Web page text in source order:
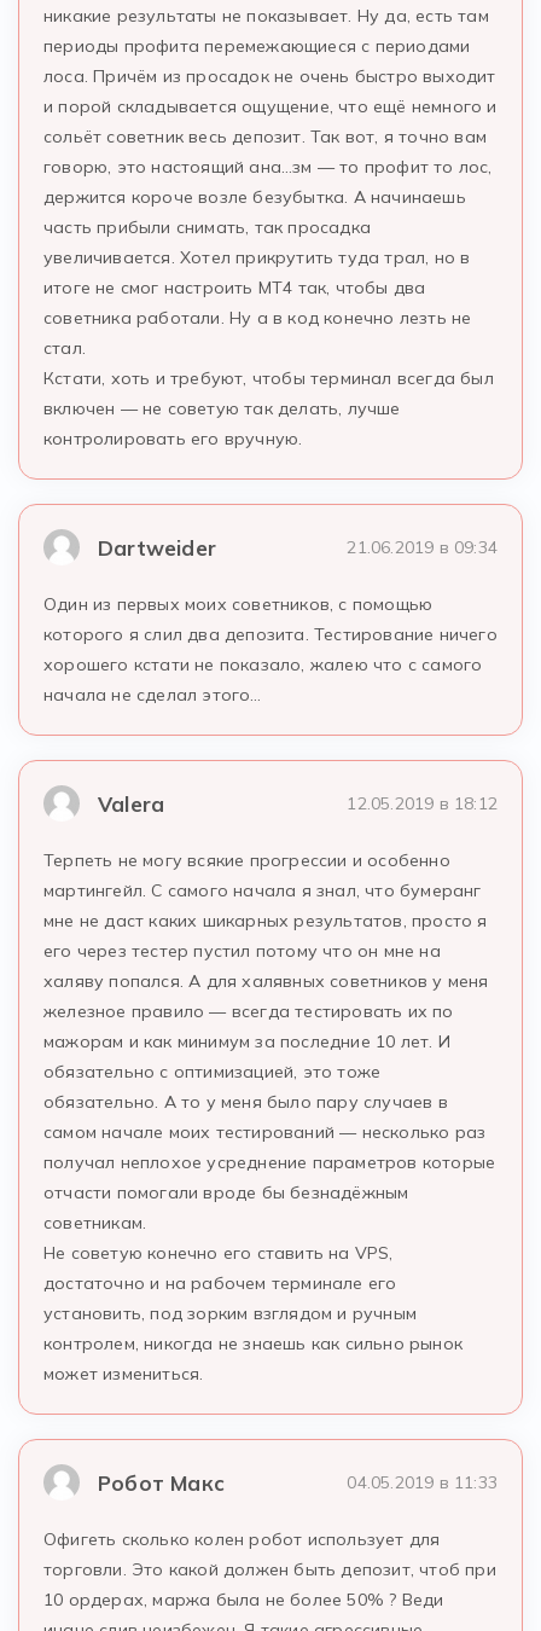
никакие результаты не показывает. Ну да, есть там
периоды профита перемежающиеся с периодами
лоса. Причём из просадок не очень быстро выходит
и порой складывается ощущение, что ещё немного и
сольёт советник весь депозит. Так вот, я точно вам
говорю, это настоящий ана…зм — то профит то лос,
держится короче возле безубытка. А начинаешь
часть прибыли снимать, так просадка
увеличивается. Хотел прикрутить туда трал, но в
итоге не смог настроить МТ4 так, чтобы два
советника работали. Ну а в код конечно лезть не
стал.
Кстати, хоть и требуют, чтобы терминал всегда был
включен — не советую так делать, лучше
контролировать его вручную.
Dartweider 21.06.2019 в 09:34
Один из первых моих советников, с помощью
которого я слил два депозита. Тестирование ничего
хорошего кстати не показало, жалею что с самого
начала не сделал этого…
Valera 12.05.2019 в 18:12
Терпеть не могу всякие прогрессии и особенно
мартингейл. С самого начала я знал, что бумеранг
мне не даст каких шикарных результатов, просто я
его через тестер пустил потому что он мне на
халяву попался. А для халявных советников у меня
железное правило — всегда тестировать их по
мажорам и как минимум за последние 10 лет. И
обязательно с оптимизацией, это тоже
обязательно. А то у меня было пару случаев в
самом начале моих тестирований — несколько раз
получал неплохое усреднение параметров которые
отчасти помогали вроде бы безнадёжным
советникам.
Не советую конечно его ставить на VPS,
достаточно и на рабочем терминале его
установить, под зорким взглядом и ручным
контролем, никогда не знаешь как сильно рынок
может измениться.
Робот Макс 04.05.2019 в 11:33
Офигеть сколько колен робот использует для
торговли. Это какой должен быть депозит, чтоб при
10 ордерах, маржа была не более 50% ? Веди